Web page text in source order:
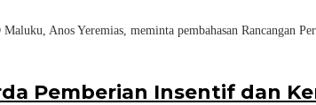
Anos Yeremias, meminta pembahasan Rancangan
Pemberian Insentif dan